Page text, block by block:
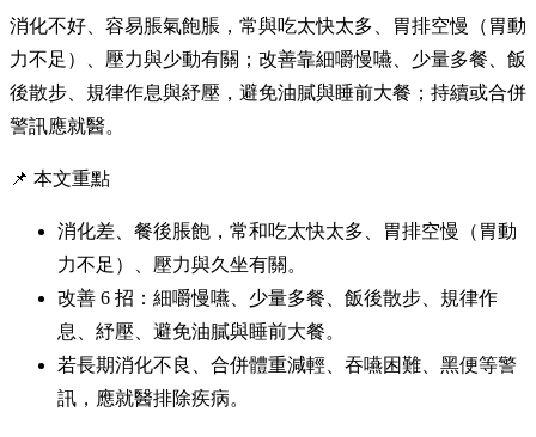
消化不好、容易脹氣飽脹，常與吃太快太多、胃排空慢（胃動
力不足）、壓力與少動有關；改善靠細嚼慢嚥、少量多餐、飯
後散步、規律作息與紓壓，避免油膩與睡前大餐；持續或合併
警訊應就醫。
📌 本文重點
消化差、餐後脹飽，常和吃太快太多、胃排空慢（胃動
力不足）、壓力與久坐有關。
改善 6 招：細嚼慢嚥、少量多餐、飯後散步、規律作
息、紓壓、避免油膩與睡前大餐。
若長期消化不良、合併體重減輕、吞嚥困難、黑便等警
訊，應就醫排除疾病。